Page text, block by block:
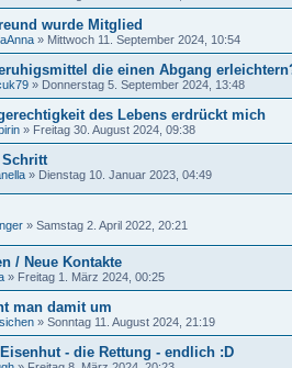
wurde Mitglied
» Mittwoch 11. September 2024, 10:54
die einen Abgang
» Donnerstag 5. September 2024, 13:48
des Lebens erdrückt mich
» Freitag 30. August 2024, 09:38
Schritt
» Dienstag 10. Januar 2023, 04:49
» Samstag 2. April 2022, 20:21
/ Neue Kontakte
» Freitag 1. März 2024, 00:25
man damit um
» Sonntag 11. August 2024, 21:19
- die Rettung - endlich :D